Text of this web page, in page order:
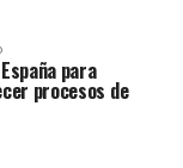
para
procesos de